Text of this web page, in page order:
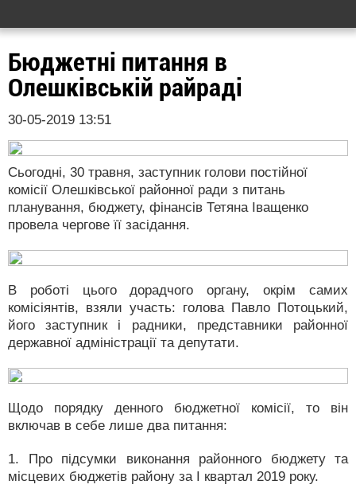
Бюджетні питання в
Олешківській райраді
30-05-2019 13:51
Сьогодні, 30 травня, заступник голови постійної
комісії Олешківської районної ради з питань
планування, бюджету, фінансів Тетяна Іващенко
провела чергове її засідання.
В роботі цього дорадчого органу, окрім самих
комісіянтів, взяли участь: голова Павло Потоцький,
його заступник і радники, представники районної
державної адміністрації та депутати.
Щодо порядку денного бюджетної комісії, то він
включав в себе лише два питання:
1. Про підсумки виконання районного бюджету та
місцевих бюджетів району за І квартал 2019 року.